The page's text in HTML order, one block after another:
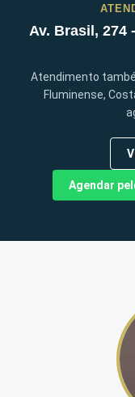
Av. Brasil, 274
Atendimento
Fluminense,
Agendar